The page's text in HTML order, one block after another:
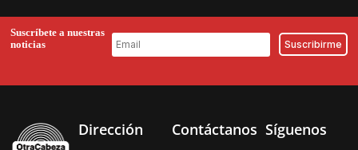
Suscríbete a nuestras
noticias
Dirección Contáctanos Síguenos